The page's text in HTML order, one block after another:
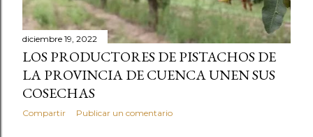
diciembre 19, 2022
LOS PRODUCTORES DE PISTACHOS DE
LA PROVINCIA DE CUENCA UNEN SUS
COSECHAS
Compartir Publicar un comentario